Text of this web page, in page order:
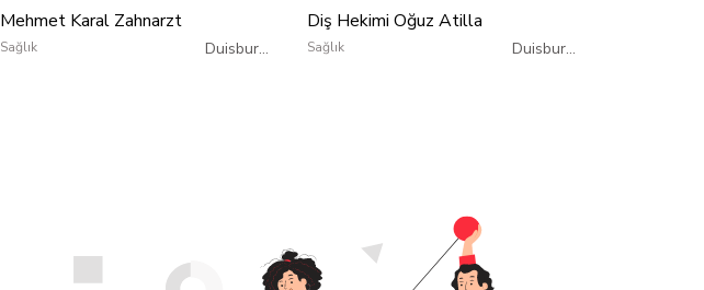
Mehmet Karal Zahnarzt
Sağlık Duisburg
Diş Hekimi Oğuz Atilla
Sağlık Duisburg